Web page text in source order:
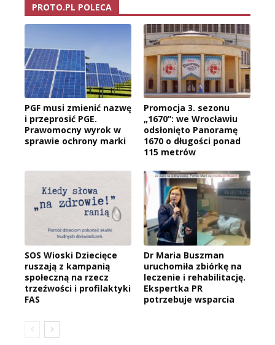
PROTO.PL POLECA
PGF musi zmienić nazwę
i przeprosić PGE.
Prawomocny wyrok w
sprawie ochrony marki
Promocja 3. sezonu
„1670”: we Wrocławiu
odsłonięto Panoramę
1670 o długości ponad
115 metrów
SOS Wioski Dziecięce
ruszają z kampanią
społeczną na rzecz
trzeźwości i profilaktyki
FAS
Dr Maria Buszman
uruchomiła zbiórkę na
leczenie i rehabilitację.
Ekspertka PR
potrzebuje wsparcia